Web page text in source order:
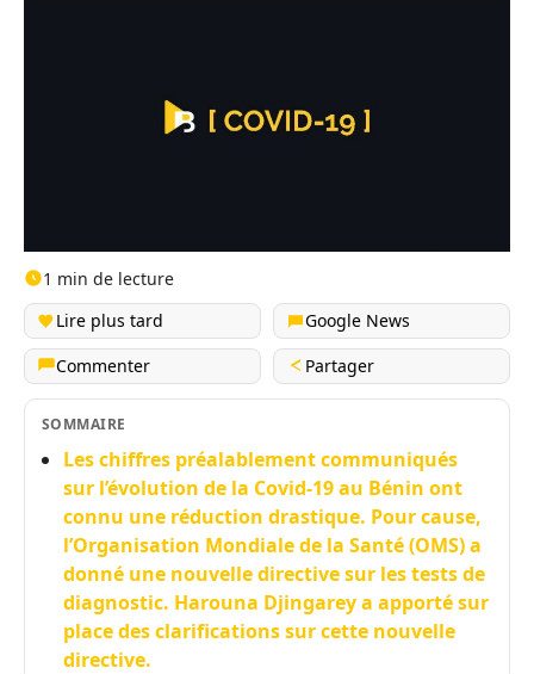
1 min de lecture
Lire plus tard
Google News
Commenter
Partager
SOMMAIRE
Les chiffres préalablement communiqués
sur l’évolution de la Covid-19 au Bénin ont
connu une réduction drastique. Pour cause,
l’Organisation Mondiale de la Santé (OMS) a
donné une nouvelle directive sur les tests de
diagnostic. Harouna Djingarey a apporté sur
place des clarifications sur cette nouvelle
directive.